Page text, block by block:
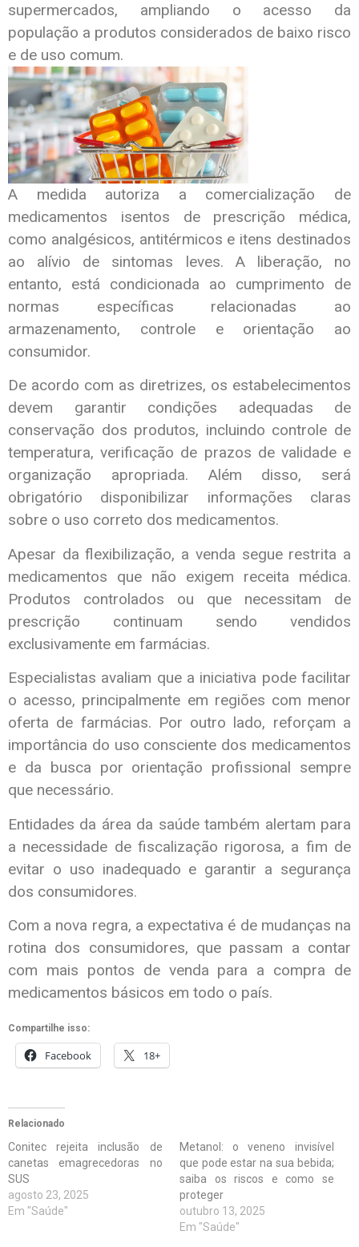
supermercados, ampliando o acesso da
população a produtos considerados de baixo risco
e de uso comum.
A medida autoriza a comercialização de
medicamentos isentos de prescrição médica,
como analgésicos, antitérmicos e itens destinados
ao alívio de sintomas leves. A liberação, no
entanto, está condicionada ao cumprimento de
normas específicas relacionadas ao
armazenamento, controle e orientação ao
consumidor.
De acordo com as diretrizes, os estabelecimentos
devem garantir condições adequadas de
conservação dos produtos, incluindo controle de
temperatura, verificação de prazos de validade e
organização apropriada. Além disso, será
obrigatório disponibilizar informações claras
sobre o uso correto dos medicamentos.
Apesar da flexibilização, a venda segue restrita a
medicamentos que não exigem receita médica.
Produtos controlados ou que necessitam de
prescrição continuam sendo vendidos
exclusivamente em farmácias.
Especialistas avaliam que a iniciativa pode facilitar
o acesso, principalmente em regiões com menor
oferta de farmácias. Por outro lado, reforçam a
importância do uso consciente dos medicamentos
e da busca por orientação profissional sempre
que necessário.
Entidades da área da saúde também alertam para
a necessidade de fiscalização rigorosa, a fim de
evitar o uso inadequado e garantir a segurança
dos consumidores.
Com a nova regra, a expectativa é de mudanças na
rotina dos consumidores, que passam a contar
com mais pontos de venda para a compra de
medicamentos básicos em todo o país.
Compartilhe isso:
Facebook 18+
Relacionado
Conitec rejeita inclusão de
canetas emagrecedoras no
SUS
agosto 23, 2025
Em "Saúde"
Metanol: o veneno invisível
que pode estar na sua bebida;
saiba os riscos e como se
proteger
outubro 13, 2025
Em "Saúde"